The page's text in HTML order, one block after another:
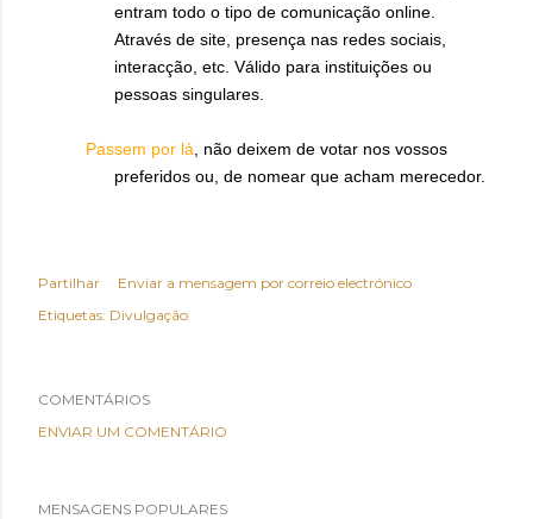
entram todo o tipo de comunicação online.
Através de site, presença nas redes sociais,
interacção, etc. Válido para instituições ou
pessoas singulares.
Passem por lá , não deixem de votar nos vossos
preferidos ou, de nomear que acham merecedor.
Partilhar
Enviar a mensagem por correio electrónico
Etiquetas: Divulgação
COMENTÁRIOS
ENVIAR UM COMENTÁRIO
MENSAGENS POPULARES